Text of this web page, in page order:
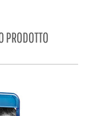
PRODOTTO